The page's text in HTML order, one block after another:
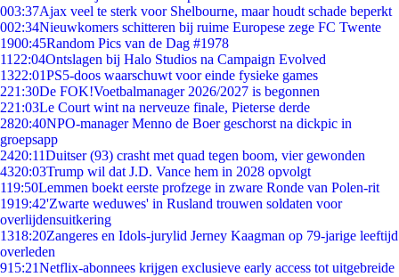
003:37Ajax veel te sterk voor Shelbourne, maar houdt schade beperkt
002:34Nieuwkomers schitteren bij ruime Europese zege FC Twente
1900:45Random Pics van de Dag #1978
11 22:04Ontslagen bij Halo Studios na Campaign Evolved
1322:01PS5-doos waarschuwt voor einde fysieke games
221:30De FOK!Voetbalmanager 2026/2027 is begonnen
221:03Le Court wint na nerveuze finale, Pieterse derde
2820:40NPO-manager Menno de Boer geschorst na dickpic in
groepsapp
2420:11Duitser (93) crasht met quad tegen boom, vier gewonden
4320:03Trump wil dat J.D. Vance hem in 2028 opvolgt
119:50Lemmen boekt eerste profzege in zware Ronde van Polen-rit
1919:42'Zwarte weduwes' in Rusland trouwen soldaten voor
overlijdensuitkering
1318:20Zangeres en Idols-jurylid Jerney Kaagman op 79-jarige leeftijd
overleden
915:21Netflix-abonnees krijgen exclusieve early access tot uitgebreide